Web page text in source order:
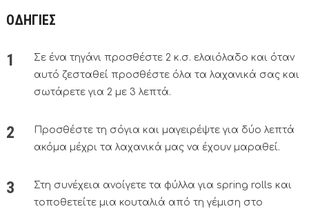
ΟΔΗΓΙΕΣ
Σε ένα τηγάνι προσθέστε 2 κ.σ. ελαιόλαδο και όταν
αυτό ζεσταθεί προσθέστε όλα τα λαχανικά σας και
σωτάρετε για 2 με 3 λεπτά.
Προσθέστε τη σόγια και μαγειρέψτε για δύο λεπτά
ακόμα μέχρι τα λαχανικά μας να έχουν μαραθεί.
Στη συνέχεια ανοίγετε τα φύλλα για spring rolls και
τοποθετείτε μια κουταλιά από τη γέμιση στο